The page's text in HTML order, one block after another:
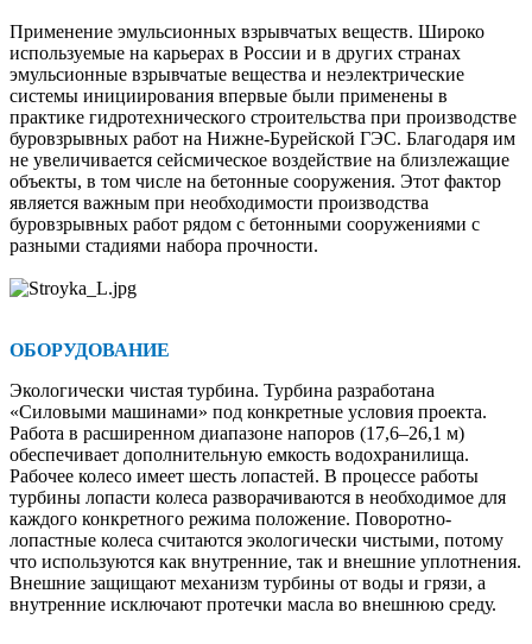
Применение эмульсионных взрыв­чатых веществ. Широко
используемые на карьерах в России и в других странах
эмульсионные взрывчатые вещества и неэлектрические
системы инициирования впервые были применены в
практике гидротехнического строительства при производстве
буровзрывных работ на Нижне-Бурейской ГЭС. Благодаря им
не увеличивается сейсмическое воздействие на близлежащие
объекты, в том числе на бетонные сооружения. Этот фактор
является важным при необходимости производства
буровзрывных работ рядом с бетонными сооружениями с
разными стадиями набора прочности.
ОБОРУДОВАНИЕ
Экологически чистая турбина. Турбина разработана
«Силовыми машинами» под конкретные условия проекта.
Работа в расширенном диапазоне напоров (17,6–26,1 м)
обеспечивает дополнительную емкость водо­хранилища.
Рабочее колесо имеет шесть лопастей. В процессе работы
турбины лопасти колеса разворачиваются в необходимое для
каждого конкретного режима положение. Поворотно-
лопастные колеса считаются экологически чистыми, потому
что используются как внутренние, так и внешние уплотнения.
Внешние защищают механизм турбины от воды и грязи, а
внутренние исключают протеч­ки масла во внешнюю среду.